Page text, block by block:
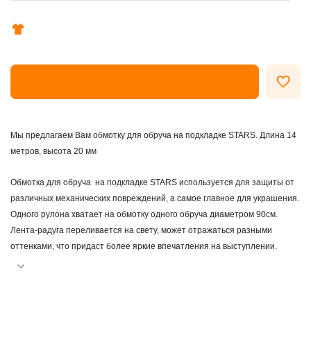
Мы предлагаем Вам обмотку для обруча на подкладке STARS. Длина 14
метров, высота 20 мм
Обмотка для обруча на подкладке STARS используется для защиты от
различных механических повреждений, а самое главное для украшения.
Одного рулона хватает на обмотку одного обруча диаметром 90см.
Лента-радуга переливается на свету, может отражаться разными
оттенками, что придаст более яркие впечатления на выступлении.